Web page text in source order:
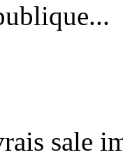
sale